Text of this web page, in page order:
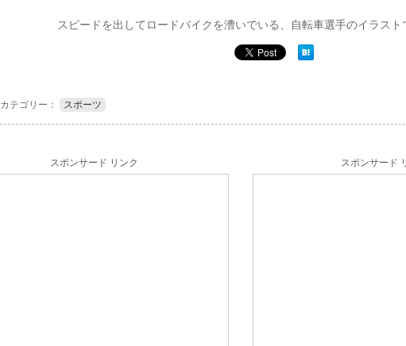
スピードを出してロードバイクを漕いでいる、自転車選手のイラスト
カテゴリー： スポーツ
スポンサード リンク スポンサード